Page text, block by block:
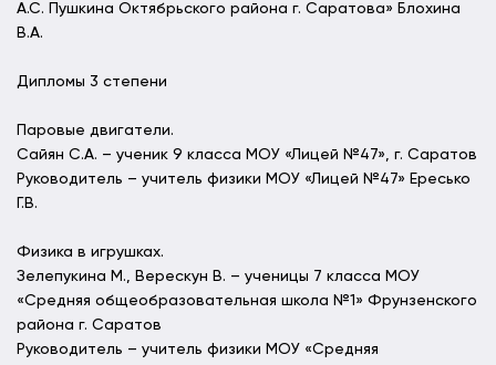
А.С. Пушкина Октябрьского района г. Саратова» Блохина
В.А.
Дипломы 3 степени
Паровые двигатели.
Сайян С.А. – ученик 9 класса МОУ «Лицей №47», г. Саратов
Руководитель – учитель физики МОУ «Лицей №47» Ересько
Г.В.
Физика в игрушках.
Зелепукина М., Верескун В. – ученицы 7 класса МОУ
«Средняя общеобразовательная школа №1» Фрунзенского
района г. Саратов
Руководитель – учитель физики МОУ «Средняя